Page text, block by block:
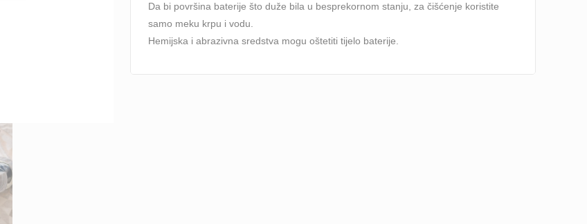
Da bi površina baterije što duže bila u besprekornom stanju, za čišćenje koristite
samo meku krpu i vodu.
Hemijska i abrazivna sredstva mogu oštetiti tijelo baterije.